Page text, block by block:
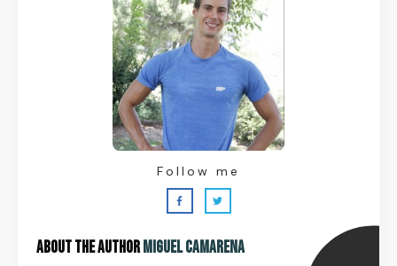
About the AuthorMiguel Camarena
Follow me